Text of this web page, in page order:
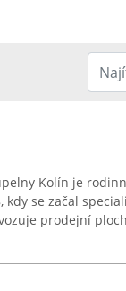
Kolín je
se začal
prodejní